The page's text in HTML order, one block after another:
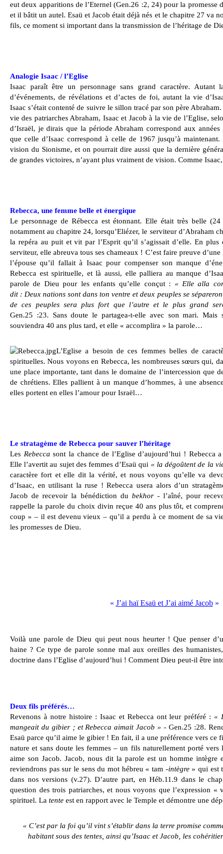
eut deux apparitions de l’Eternel (Gen.26 :2, 24) pour la promesse
et il bâtit un autel. Esaü et Jacob était déjà nés et le chapitre 27 va
fils, ce moment si important dans la transmission de l’héritage de
Analogie Isaac / l’Eglise
Isaac paraît être un personnage sans grand caractère. Autant
d’événements, de révélations et d’actes de foi, autant la vie
Isaac s’était contenté de suivre le sillon tracé par son père
vie des patriarches Abraham, Isaac et Jacob à la vie de l’Eglise,
d’Israël, je dirais que la période Abraham correspond aux
que celle d’Isaac correspond à celle de 1967 jusqu’à
vision du Sionisme, et on pourrait dire aussi que la dernière
de grandes victoires, n’ayant plus vraiment de vision. Comme
Rebecca, une femme belle et énergique
Le personnage de Rébecca est étonnant. Elle était très belle
notamment au chapitre 24, lorsqu’Eliézer, le serviteur d’Abraham
la repéra au puit et vit par l’Esprit qu’il s’agissait d’elle. En
serviteur, elle abreuva tous ses chameaux ! C’est faire preuve
l’épouse qu’il fallait à Isaac pour compenser son manque
Rebecca est spirituelle, et là aussi, elle palliera au manque
parole de Dieu pour les enfants qu’elle conçut : « Elle alla
dit : Deux nations sont dans ton ventre et deux peuples se
de ces peuples sera plus fort que l’autre et le plus grand
Gen.25 :23. Sans doute le partagea-t-elle avec son mari. Mais
souviendra 40 ans plus tard, et elle « accomplira » la parole…
L’Eglise a besoin de ces femmes belles de
spirituelles. Nous voyons en Rebecca, les nombreuses sœurs qui,
une place importante, tant dans le domaine de l’intercession que
de chrétiens. Elles pallient à un manque d’hommes, à une
elles portent en elles l’amour pour Israël…
Le stratagème de Rebecca pour sauver l’héritage
Les Rebecca sont la chance de l’Eglise d’aujourd’hui ! Rebecca
Elle l’avertit au sujet des femmes d’Esaü qui « la dégoûtent de la
caractère fort et elle dit la vérité, et nous voyons qu’elle va
d’Isaac, en utilisant la ruse ! Rebecca usera alors d’un
Jacob de recevoir la bénédiction du bekhor- l’aîné, pour
rappelle la parole du choix divin reçue 40 ans plus tôt, et
coup » – il est devenu vieux – qu’il a perdu à ce moment de sa
les promesses de Dieu.
« J’ai haï Esaü et J’ai aimé Jacob»
Voilà une parole de Dieu qui peut nous heurter ! Que penser
haine ? Ce type de parole sonne mal aux oreilles des
doctrine dans l’Eglise d’aujourd’hui ! Comment Dieu peut-il être
Deux fils préférés…
Revenons à notre histoire : Isaac et Rebecca ont leur préféré :«
mangeait du gibier ; et Rebecca aimait Jacob » - Gen.25 :28.
Esaü parce qu’il aime le gibier ! En fait, il a une préférence vers ce
nature et sans doute les femmes – un fils naturellement porté vers
aime son Jacob. Jacob, nous dit la parole est un homme intègre
reviendrons pas sur le sens du mot hébreu « tam -intègre» qui est
dans nos versions (v.27). D’autre part, en Héb.11.9 dans le
question des trois patriarches, et nous voyons que l’expression «
spirituel. La tente est en rapport avec le Temple et démontre une
« C’est par la foi qu’il vint s’établir dans la terre promise
habitant sous des tentes, ainsi qu’Isaac et Jacob, les